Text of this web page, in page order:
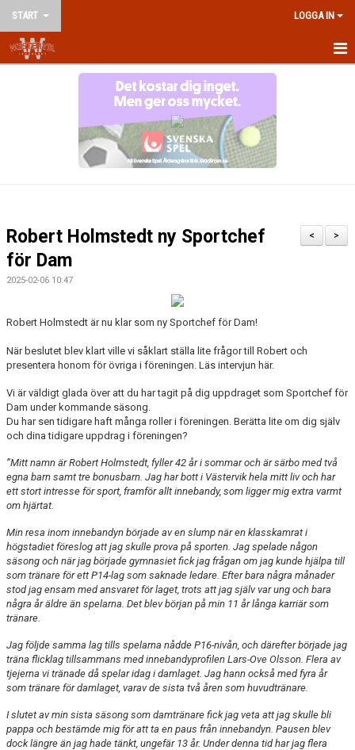
START LOGGA IN
KALENDER
MATCHER
AVGIFTER
TRÄNINGSTIDER
DOKUMENT
INFORMATION
>
<
Robert Holmstedt ny Sportchef
för Dam
2025-02-06 10:47
Robert Holmstedt är nu klar som ny Sportchef för Dam!
När beslutet blev klart ville vi såklart ställa lite frågor till Robert och
presentera honom för övriga i föreningen. Läs intervjun här.
Vi är väldigt glada över att du har tagit på dig uppdraget som Sportchef för
Dam under kommande säsong.
Du har sen tidigare haft många roller i föreningen. Berätta lite om dig själv
och dina tidigare uppdrag i föreningen?
”Mitt namn är Robert Holmstedt, fyller 42 år i sommar och är särbo med två
egna barn samt tre bonusbarn. Jag har bott i Västervik hela mitt liv och har
ett stort intresse för sport, framför allt innebandy, som ligger mig extra varmt
om hjärtat.
Min resa inom innebandyn började av en slump när en klasskamrat i
högstadiet föreslog att jag skulle prova på sporten. Jag spelade någon
säsong och när jag började gymnasiet fick jag frågan om jag kunde hjälpa till
som tränare för ett P14-lag som saknade ledare. Efter bara några månader
stod jag ensam med ansvaret för laget, trots att jag själv var ung och bara
några år äldre än spelarna. Det blev början på min 11 år långa karriär som
tränare.
Jag följde samma lag tills spelarna nådde P16-nivån, och därefter började jag
träna flicklag tillsammans med innebandyprofilen Lars-Ove Olsson. Flera av
tjejerna vi tränade då spelar idag i damlaget. Jag hann också med fyra år
som tränare för damlaget, varav de sista två åren som huvudtränare.
I slutet av min sista säsong som damtränare fick jag veta att jag skulle bli
pappa och bestämde mig för att ta en paus från innebandyn. Pausen blev
dock längre än jag hade tänkt, ungefär 13 år. Under denna tid har jag flera